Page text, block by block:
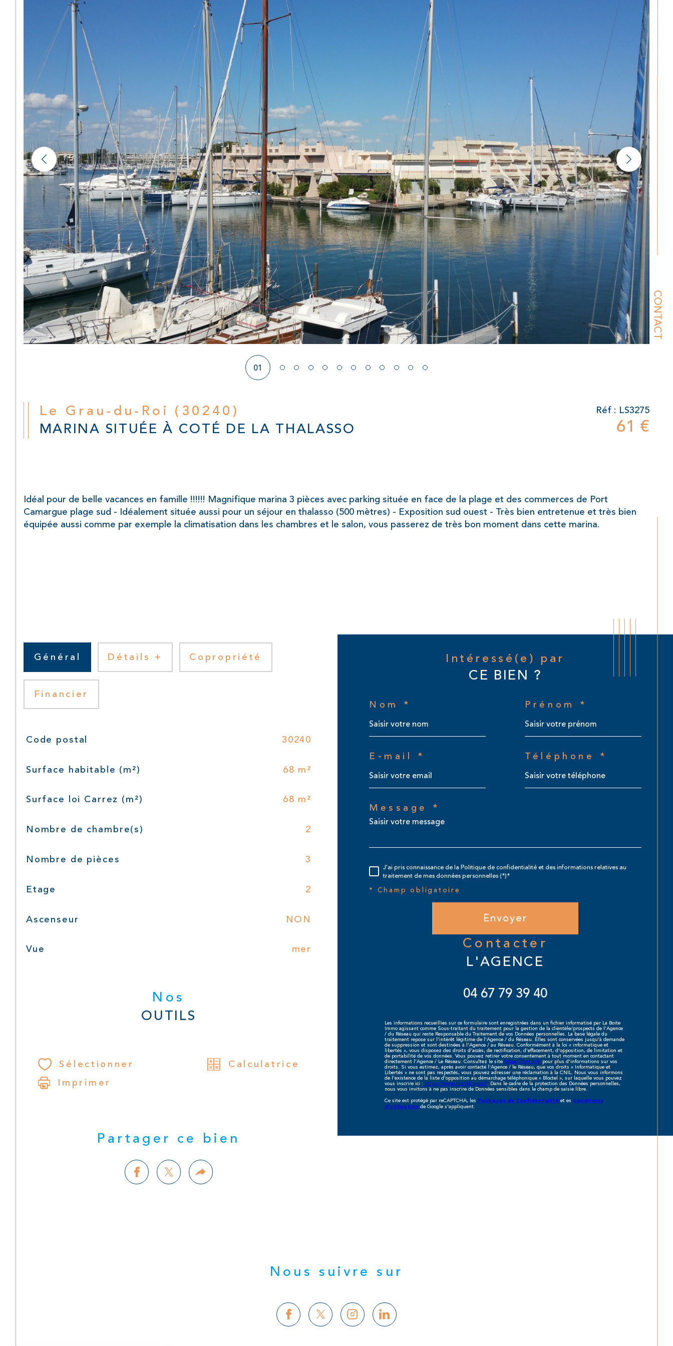
CONTACT
01
Le Grau-du-Roi (30240)
MARINA SITUÉE À COTÉ DE LA THALASSO
Réf : LS3275
61 €
Idéal pour de belle vacances en famille !!!!!! Magnifique marina 3 pièces avec parking située en face de la plage et des commerces de Port
Camargue plage sud - Idéalement située aussi pour un séjour en thalasso (500 mètres) - Exposition sud ouest - Très bien entretenue et très bien
équipée aussi comme par exemple la climatisation dans les chambres et le salon, vous passerez de très bon moment dans cette marina.
Général Détails + Copropriété
Financier
TRAD_SIROCCO_Caracteristique
Code postal 30240
Surface habitable (m²) 68 m²
Surface loi Carrez (m²) 68 m²
Nombre de chambre(s) 2
Nombre de pièces 3
Etage 2
Ascenseur NON
Vue mer
Nos
OUTILS
Sélectionner
Calculatrice
Imprimer
Partager ce bien
Intéressé(e) par
CE BIEN ?
Nom * Prénom *
E-mail * Téléphone *
Message *
J'ai pris connaissance de la Politique de confidentialité et des informations relatives au
traitement de mes données personnelles (*)*
* Champ obligatoire
Envoyer
contacter
L'AGENCE
04 67 79 39 40
Les informations recueillies sur ce formulaire sont enregistrées dans un fichier informatisé par La Boite
Immo agissant comme Sous-traitant du traitement pour la gestion de la clientèle/prospects de l'Agence
/ du Réseau qui reste Responsable du Traitement de vos Données personnelles. La base légale du
traitement repose sur l'intérêt légitime de l'Agence / du Réseau. Elles sont conservées jusqu'à demande
de suppression et sont destinées à l'Agence / au Réseau. Conformément à la loi « informatique et
libertés », vous disposez des droits d’accès, de rectification, d’effacement, d’opposition, de limitation et
de portabilité de vos données. Vous pouvez retirer votre consentement à tout moment en contactant
directement l’Agence / Le Réseau. Consultez le sitehttps://cnil.fr/frpour plus d’informations sur vos
droits. Si vous estimez, après avoir contacté l'Agence / le Réseau, que vos droits « Informatique et
Libertés » ne sont pas respectés, vous pouvez adresser une réclamation à la CNIL. Nous vous informons
de l’existence de la liste d'opposition au démarchage téléphonique « Bloctel », sur laquelle vous pouvez
vous inscrire ici :https://www.bloctel.gouv.fr. Dans le cadre de la protection des Données personnelles,
nous vous invitons à ne pas inscrire de Données sensibles dans le champ de saisie libre.
Ce site est protégé par reCAPTCHA, lesPolitiques de Confidentialitéet esConditions
d'utilisationde Google s'appliquent.
Nous suivre sur